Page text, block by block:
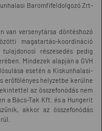
Baromfifeldolgozó Zrt-
van versenytársa döntéshozó
magatartás-koordináció
részesedés pedig
Mindezek alapján a GVH
esetén a Kiskunhalasi-
erőfölényes helyzetbe kerülne
az összefonódás nem
a Bács-Tak Kft. és a Hungerit
akkor az összefonódás